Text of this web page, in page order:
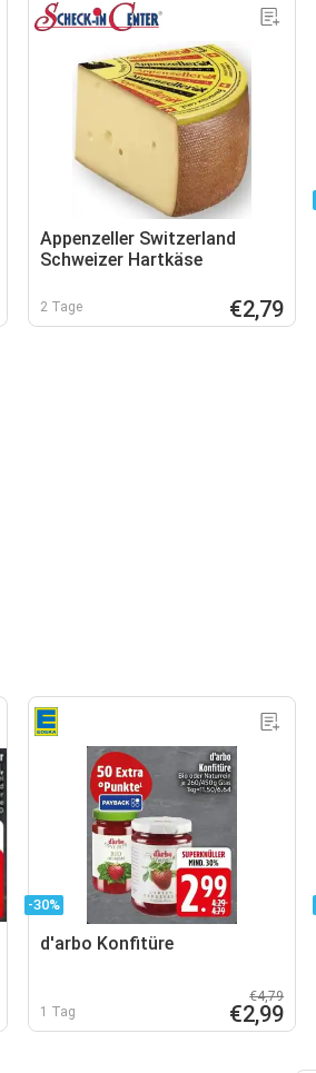
Appenzeller Switzerland
Schweizer Hartkäse
2 Tage €2,79
-30%
d'arbo Konfitüre
1 Tag
€4,79
€2,99